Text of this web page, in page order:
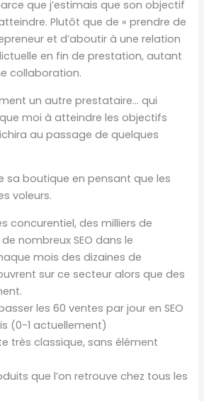
que j’estimais que son objectif
Plutôt que de « prendre de
et d’aboutir à une relation
en fin de prestation, autant
collaboration.
un autre prestataire… qui
moi à atteindre les objectifs
au passage de quelques
sa boutique en pensant que les
voleurs.
concurentiel, des milliers de
nombreux SEO dans le
mois des dizaines de
sur ce secteur alors que des
les 60 ventes par jour en SEO
(0-1 actuellement)
très classique, sans élément
que l’on retrouve chez tous les